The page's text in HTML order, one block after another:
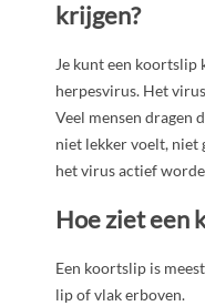
krijgen?
Je kunt een koortslip
herpesvirus. Het
Veel mensen dragen
niet lekker voelt, niet
het virus actief
Hoe ziet een
Een koortslip is
lip of vlak erboven.